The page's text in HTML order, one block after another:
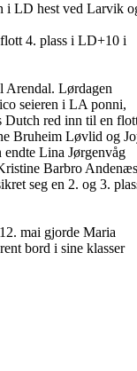
i LD hest ved Larvik
4. plass i LD+10 i
Arendal. Lørdagen
seieren i LA ponni,
Dutch red inn til en
Bruheim Løvlid og
endte Lina Jørgenvåg
Barbro Andenæs
seg en 2. og 3.
mai gjorde Maria
bord i sine klasser